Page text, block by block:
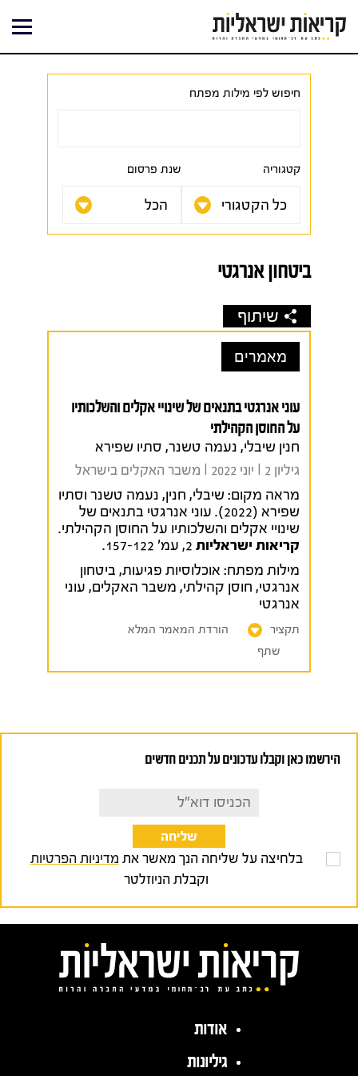
לתוכן
חיפוש לפי מילות מפתח
קטגוריה שנת פרסום
ביטחון אנרגטי
שיתוף
מאמרים
עוני אנרגטי בתנאים של שינויי אקלים והשלכותיו
על החוסן הקהילתי
חנין שיבלי, נעמה טשנר, סתיו שפירא
גיליון 2 I יוני 2022 I משבר האקלים בישראל
מראה מקום:שיבלי, חנין, נעמה טשנר וסתיו
שפירא (2022). עוני אנרגטי בתנאים של
שינויי אקלים והשלכותיו על החוסן הקהילתי.
קריאות ישראליות
מילות מפתח: אוכלוסיות פגיעות, ביטחון
אנרגטי, חוסן קהילתי, משבר האקלים, עוני
אנרגטי
תקציר
הורדת המאמר המלא
שתף
הירשמו כאן וקבלו עדכונים על תכנים חדשים
בלחיצה על שליחה הנך מאשר את מדיניות הפרטיות
וקבלת הניוזלטר
אודות
גיליונות